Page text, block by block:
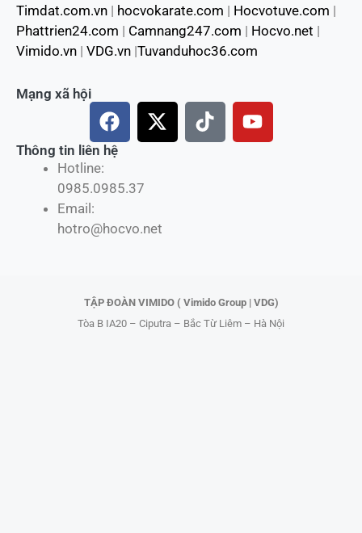
Timdat.com.vn | hocvokarate.com | Hocvotuve.com |
Phattrien24.com | Camnang247.com | Hocvo.net |
Vimido.vn | VDG.vn |Tuvanduhoc36.com
Hotline:
0985.0985.37
Email:
hotro@hocvo.net
Mạng xã hội
F
a
c
b
o
X
-
t
T
i
Y
o
Thông tin liên hệ
TẬP ĐOÀN VIMIDO ( Vimido Group | VDG)
Tòa B IA20 – Ciputra – Bắc Từ Liêm – Hà Nội